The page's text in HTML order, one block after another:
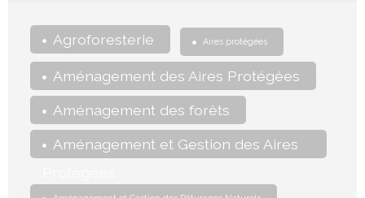
Agroforesterie Aires protégées
Aménagement des Aires Protégées
Aménagement des forêts
Aménagement et Gestion des Aires